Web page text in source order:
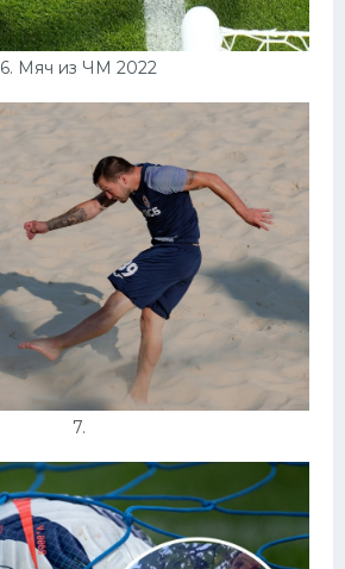
6. Мяч из ЧМ 2022
7.